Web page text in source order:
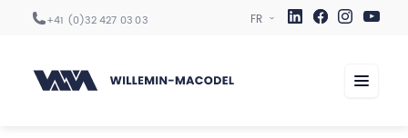
+41 (0)32 427 03 03